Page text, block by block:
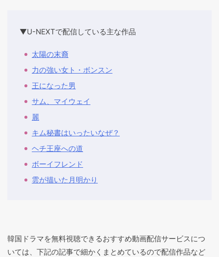
▼U-NEXTで配信している主な作品
太陽の末裔
力の強い女ト・ボンスン
王になった男
サム、マイウェイ
麗
キム秘書はいったいなぜ？
ヘチ王座への道
ボーイフレンド
雲が描いた月明かり
韓国ドラマを無料視聴できるおすすめ動画配信サービスにつ
いては、下記の記事で細かくまとめているので配信作品など